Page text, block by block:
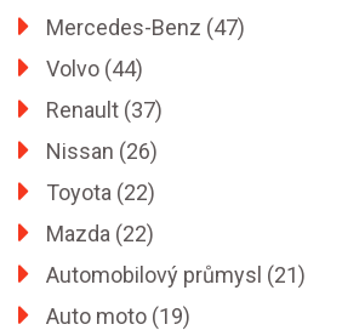
Mercedes-Benz (47)
Volvo (44)
Renault (37)
Nissan (26)
Toyota (22)
Mazda (22)
Automobilový průmysl (21)
Auto moto (19)